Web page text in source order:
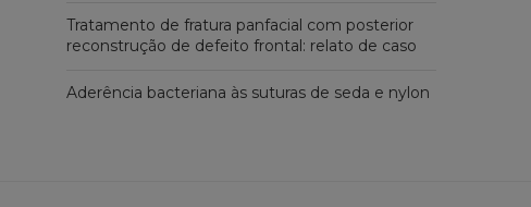
Tratamento de fratura panfacial com posterior
reconstrução de defeito frontal: relato de caso
Aderência bacteriana às suturas de seda e nylon